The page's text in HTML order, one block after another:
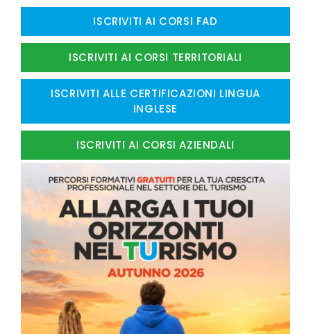
ISCRIVITI AI CORSI FAD
ISCRIVITI AI CORSI TERRITORIALI
ISCRIVITI ALLE CERTIFICAZIONI LINGUA
INGLESE
ISCRIVITI AI CORSI AZIENDALI